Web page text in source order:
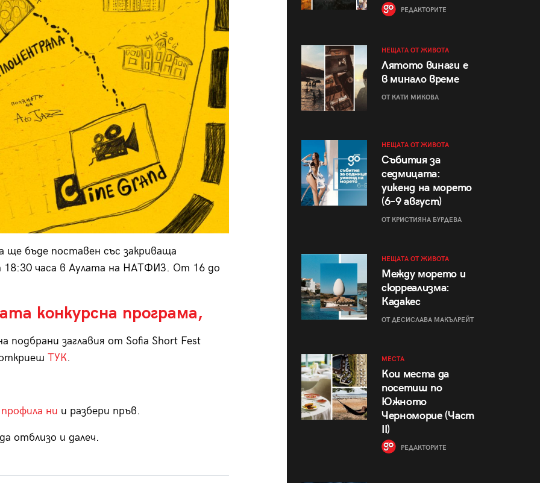
ще бъде поставен със закриваща
18:30 часа в Аулата на НАТФИЗ. От 16 до
конкурсна програма,
заглавия от Sofia Short Fest
ТУК.
профила ни и разбери пръв.
отблизо и далеч.
РЕДАКТОРИТЕ
НЕЩАТА ОТ ЖИВОТА
Лятото винаги е
в минало време
ОТ КАТИ МИКОВА
НЕЩАТА ОТ ЖИВОТА
Събития за
седмицата:
уикенд на морето
(6–9 август)
ОТ КРИСТИЯНА БУРДЕВА
НЕЩАТА ОТ ЖИВОТА
Между морето и
сюрреализма:
Кадакес
ОТ ДЕСИСЛАВА МАКЪЛРЕЙТ
МЕСТА
Кои места да
посетиш по
Южното
Черноморие (Част
II)
РЕДАКТОРИТЕ